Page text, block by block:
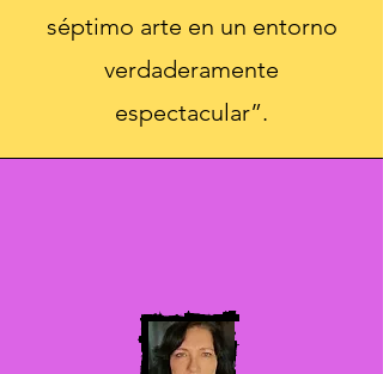
séptimo arte en un entorno
verdaderamente
espectacular”.